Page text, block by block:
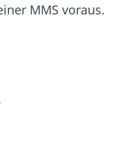
MMS voraus.